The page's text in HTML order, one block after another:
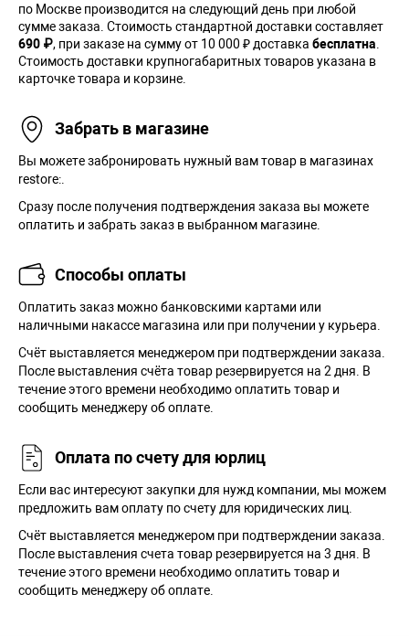
по Москве производится на следующий день при любой
сумме заказа. Cтоимость стандартной доставки составляет
690 ₽, при заказе на сумму от 10 000 ₽ доставка бесплатна
Стоимость доставки крупногабаритных товаров указана в
карточке товара и корзине.
Забрать в магазине
Вы можете забронировать нужный вам товар в магазинах
restore:.
Сразу после получения подтверждения заказа вы можете
оплатить и забрать заказ в выбранном магазине.
Способы оплаты
Оплатить заказ можно банковскими картами или
наличными накассе магазина или при получении у курьера.
Cчёт выставляется менеджером при подтверждении заказа.
После выставления счёта товар резервируется на 2 дня. В
течение этого времени необходимо оплатить товар и
сообщить менеджеру об оплате.
Оплата по счету для юрлиц
Если вас интересуют закупки для нужд компании, мы можем
предложить вам оплату по счету для юридических лиц.
Счёт выставляется менеджером при подтверждении заказа.
После выставления счета товар резервируется на 3 дня. В
течение этого времени необходимо оплатить товар и
сообщить менеджеру об оплате.